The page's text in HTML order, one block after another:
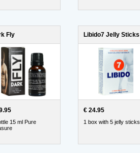
Fly
15 ml Pure
Libido7 Jelly Sticks
€ 24.95
1 box with 5 jelly sticks